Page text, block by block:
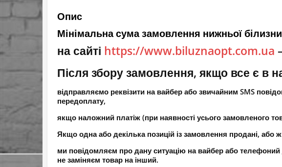
Опис
Мінімальна сума замовлення нижньої білизни
на сайті https://www.biluznaopt.com.ua
Після збору замовлення, якщо все є в
відправляємо реквізити на вайбер або звичайним SMS
передоплату,
якщо наложний платіж (при наявності усього замовленого
Якщо одна або декілька позицій із замовлення продані, або
ми повідомляєм про дану ситуацію на вайбер або телефоний
не заміняєм товар на інший.